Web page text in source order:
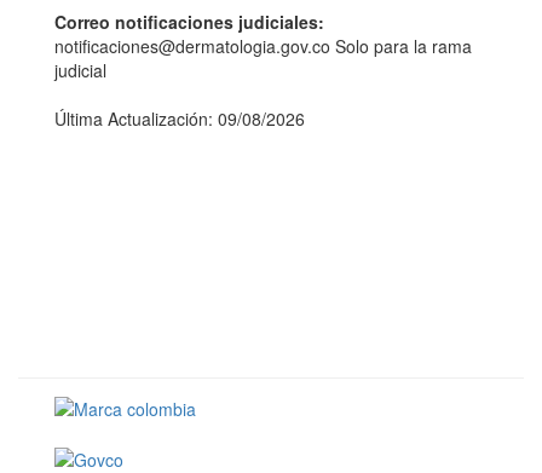
Correo notificaciones judiciales:
notificaciones@dermatologia.gov.co Solo para la rama
judicial
Última Actualización: 09/08/2026